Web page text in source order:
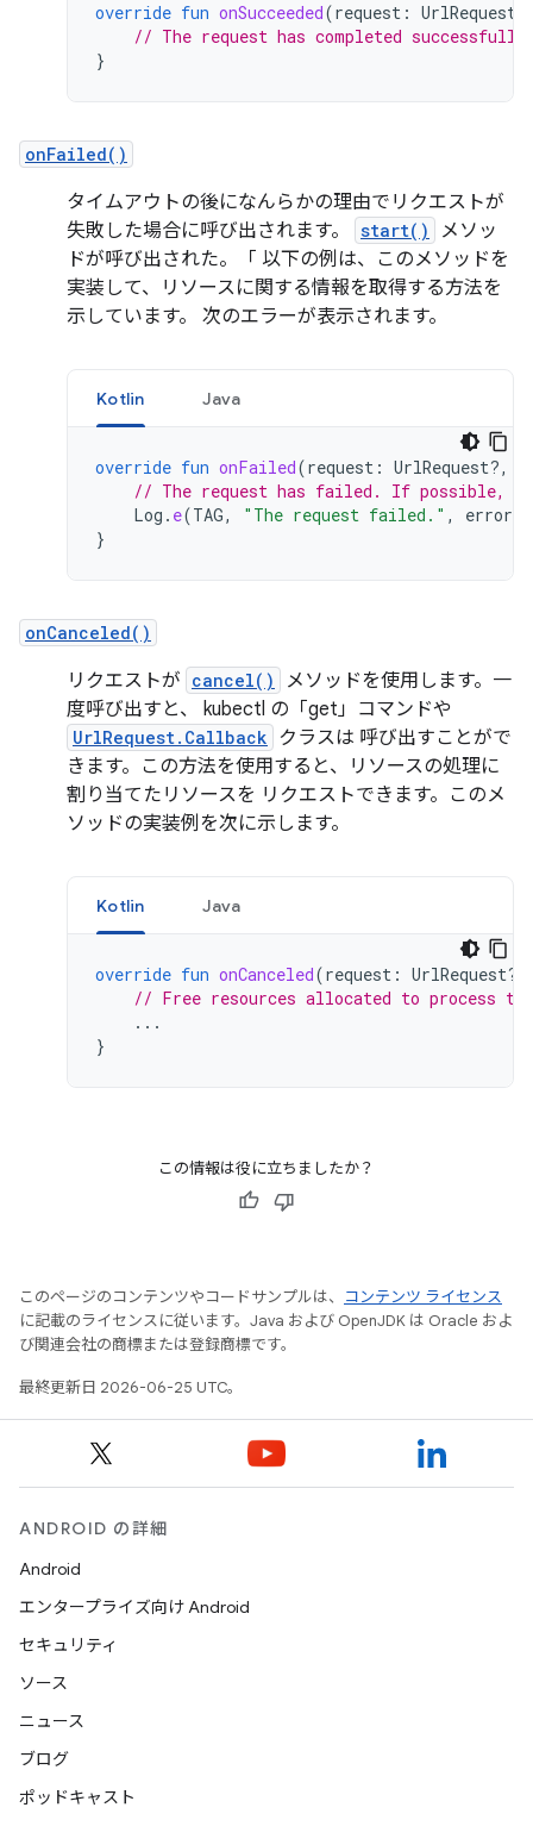
override fun onSucceeded(request :
// The request has completed
}
onFailed()
タイムアウトの後になんらかの理由でリクエストが
失敗した場合に呼び出されます。
start()
メソッ
ドが呼び出された。「 以下の例は、このメソッドを
実装して、リソースに関する情報を取得する方法を
示しています。 次のエラーが表示されます。
Kotlin Java
override fun onFailed(request : UrlRequest?,
// The request has failed. If possible,
Log . e(TAG, "The request failed." , error
}
onCanceled()
リクエストが cancel()
メソッドを使用します。一
度呼び出すと、 kubectl の「get」コマンドや
UrlRequest.Callback
クラスは 呼び出すことがで
きます。この方法を使用すると、リソースの処理に
割り当てたリソースを リクエストできます。このメ
ソッドの実装例を次に示します。
Kotlin Java
override fun onCanceled(request : UrlRequest?,
// Free resources allocated to process
...
}
この情報は役に立ちましたか？
このページのコンテンツやコードサンプルは、
コンテンツ ライセンス
に記載のライセンスに従います。Java および OpenJDK は Oracle およ
び関連会社の商標または登録商標です。
最終更新日 2026-06-25 UTC。
ANDROID の詳細
Android
エンタープライズ向け Android
セキュリティ
ソース
ニュース
ブログ
ポッドキャスト